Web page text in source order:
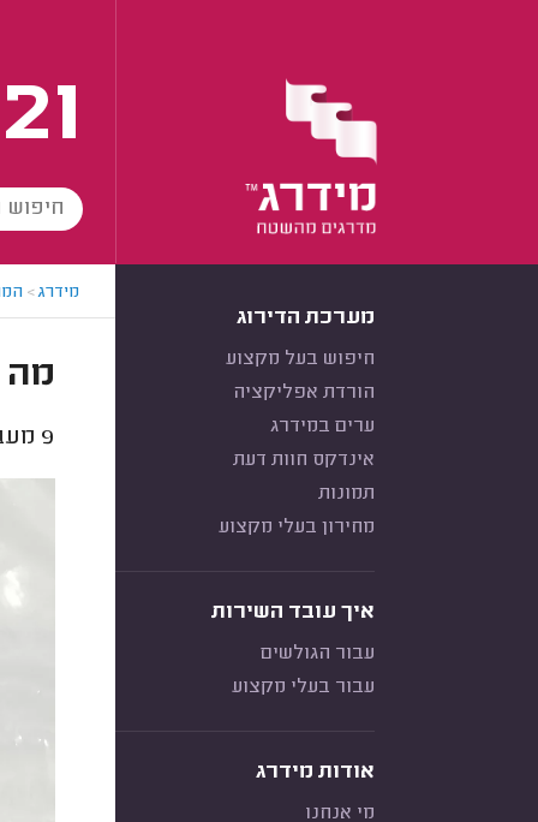
מערכת הדירוג
חיפוש בעל מקצוע
הורדת אפליקציה
ערים במידרג
אינדקס חוות דעת
תמונות
מחירון בעלי מקצוע
איך עובד השירות
עבור הגולשים
עבור בעלי מקצוע
אודות מידרג
מי אנחנו
מידרג>
מה
9